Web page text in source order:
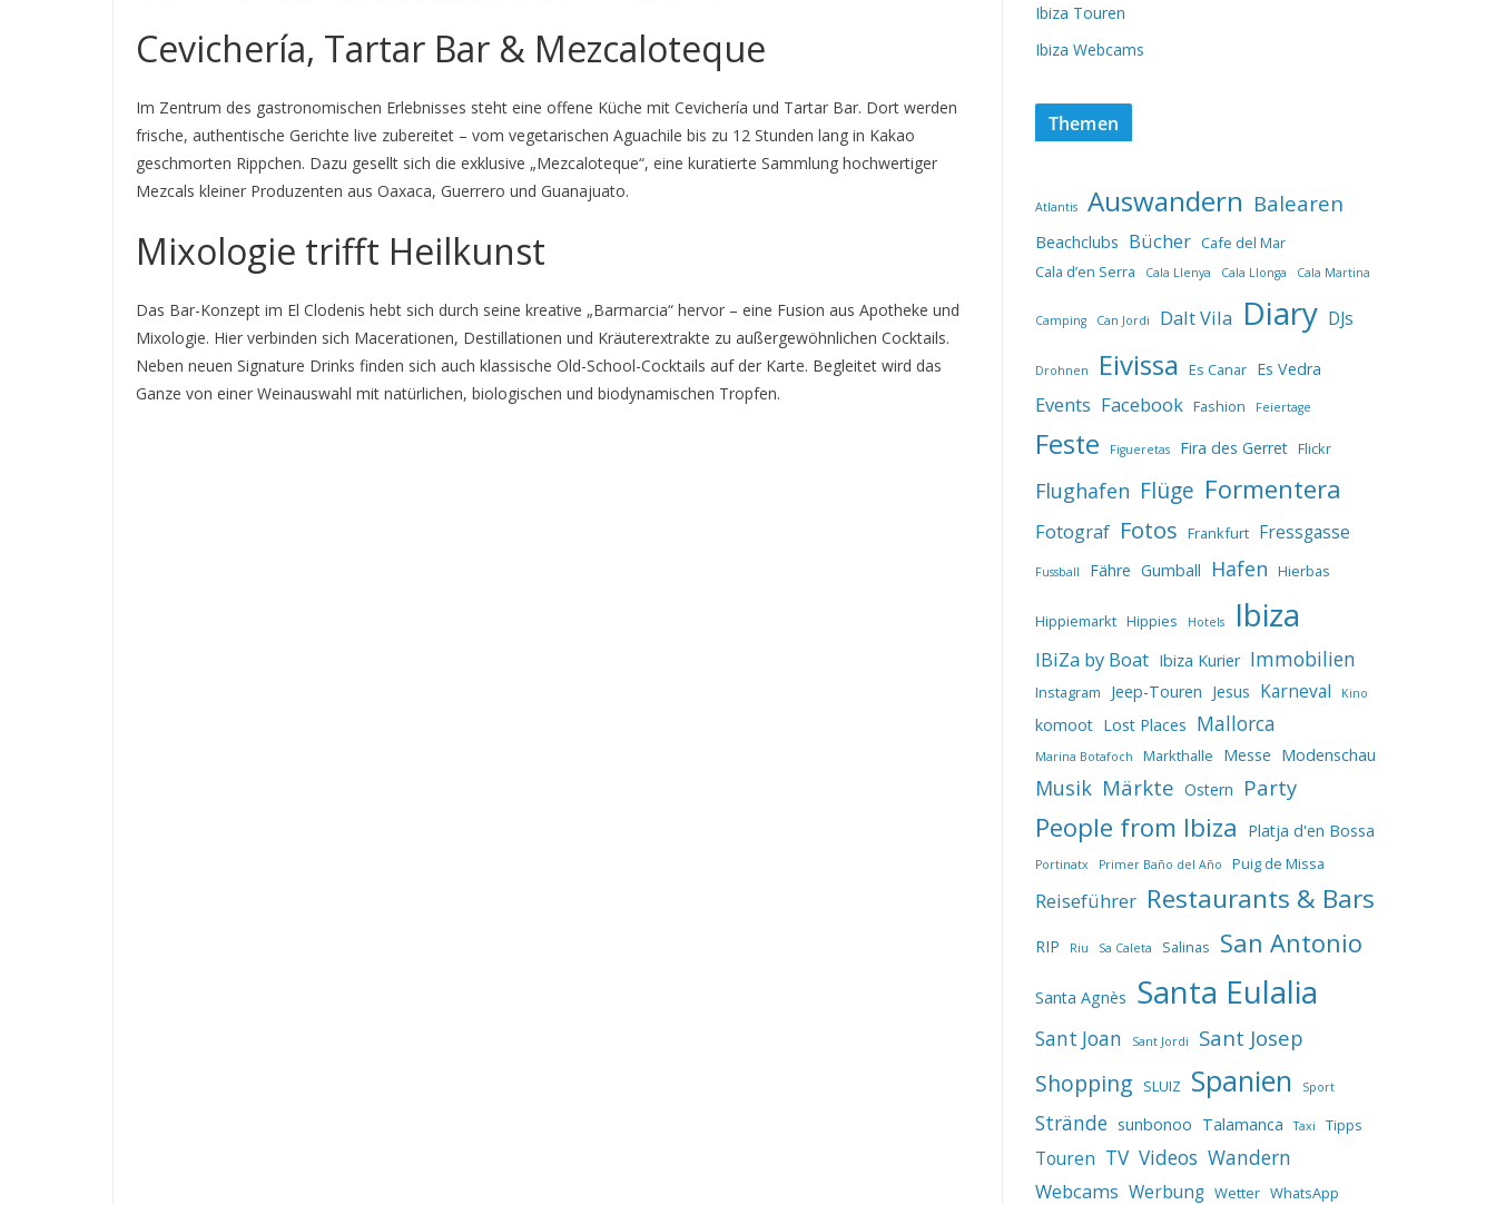
Cevichería, Tartar Bar & Mezcaloteque
Im Zentrum des gastronomischen Erlebnisses steht eine offene Küche mit Cevichería und Tartar Bar. Dort werden
frische, authentische Gerichte live zubereitet – vom vegetarischen Aguachile bis zu 12 Stunden lang in Kakao
geschmorten Rippchen. Dazu gesellt sich die exklusive „Mezcaloteque“, eine kuratierte Sammlung hochwertiger
Mezcals kleiner Produzenten aus Oaxaca, Guerrero und Guanajuato.
Mixologie trifft Heilkunst
Das Bar-Konzept im El Clodenis hebt sich durch seine kreative „Barmarcia“ hervor – eine Fusion aus Apotheke und
Mixologie. Hier verbinden sich Macerationen, Destillationen und Kräuterextrakte zu außergewöhnlichen Cocktails.
Neben neuen Signature Drinks finden sich auch klassische Old-School-Cocktails auf der Karte. Begleitet wird das
Ganze von einer Weinauswahl mit natürlichen, biologischen und biodynamischen Tropfen.
Ibiza Touren
Ibiza Webcams
Themen
Atlantis Auswandern Balearen
Beachclubs Bücher Cafe del Mar
Cala d’en Serra
Cala Llenya Cala Llonga Cala Martina
Camping Can Jordi Dalt Vila Diary DJs
Drohnen Eivissa Es Canar Es Vedra
Events Facebook Fashion Feiertage
Feste Figueretas Fira des Gerret Flickr
Flughafen Flüge Formentera
Fotograf Fotos Frankfurt Fressgasse
Fussball Fähre Gumball Hafen Hierbas
Hippiemarkt Hippies Hotels Ibiza
IBiZa by Boat Ibiza Kurier Immobilien
Instagram Jeep-Touren Jesus Karneval Kino
komoot Lost Places Mallorca
Marina Botafoch Markthalle Messe Modenschau
Musik Märkte Ostern Party
People from Ibiza Platja d'en Bossa
Portinatx Primer Baño del Año Puig de Missa
Reiseführer Restaurants & Bars
RIP Riu Sa Caleta Salinas San Antonio
Santa Agnès Santa Eulalia
Sant Joan Sant Jordi Sant Josep
Shopping SLUIZ Spanien Sport
Strände sunbonoo Talamanca Taxi Tipps
Touren TV Videos Wandern
Webcams Werbung Wetter WhatsApp